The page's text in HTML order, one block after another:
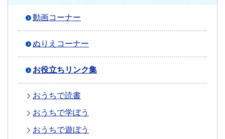
動画コーナー
ぬりえコーナー
お役立ちリンク集
おうちで読書
おうちで学ぼう
おうちで遊ぼう